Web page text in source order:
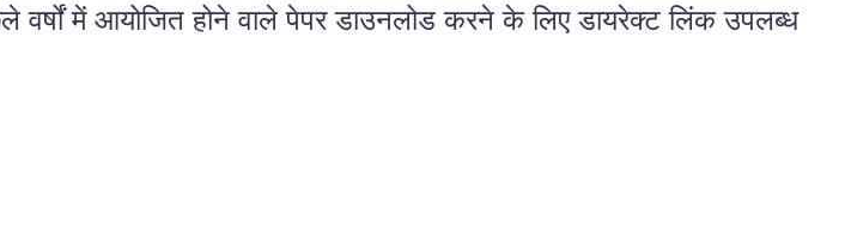
में आयोजित होने वाले पेपर डाउनलोड करने के लिए डायरेक्ट लिंक उपलब्ध